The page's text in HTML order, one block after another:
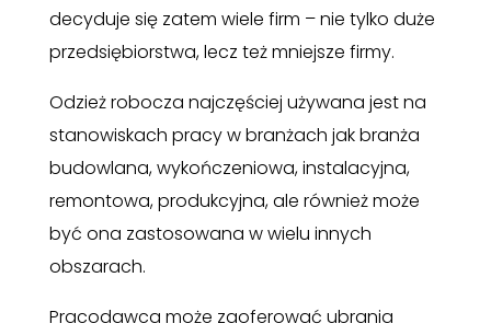
decyduje się zatem wiele firm – nie tylko duże
przedsiębiorstwa, lecz też mniejsze firmy.
Odzież robocza najczęściej używana jest na
stanowiskach pracy w branżach jak branża
budowlana, wykończeniowa, instalacyjna,
remontowa, produkcyjna, ale również może
być ona zastosowana w wielu innych
obszarach.
Pracodawca może zaoferować ubrania